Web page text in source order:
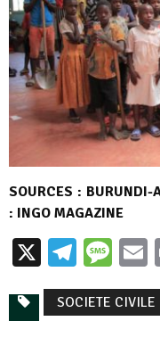
SOURCES : BURUNDI-
: INGO MAGAZINE
X
SOCIETE CIVILE